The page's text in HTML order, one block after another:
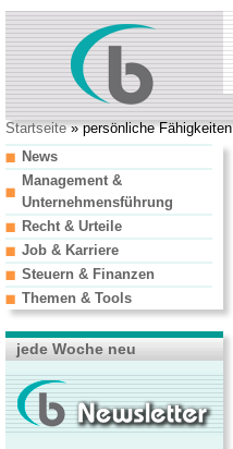
Startseite» persönliche Fähigkeiten
News
Management &
Unternehmensführung
Recht & Urteile
Job & Karriere
Steuern & Finanzen
Themen & Tools
jede Woche neu